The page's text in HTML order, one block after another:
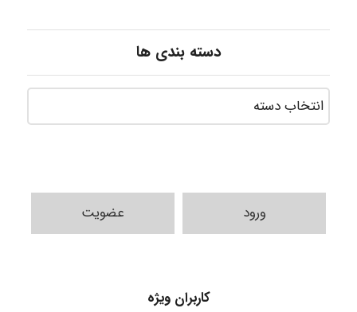
دسته بندی ها
ورود عضویت
کاربران ویژه